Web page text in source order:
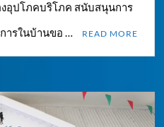
งอุปโภคบริโภค สนับสนุนการ
ารในบ้านขอ …
READ MORE